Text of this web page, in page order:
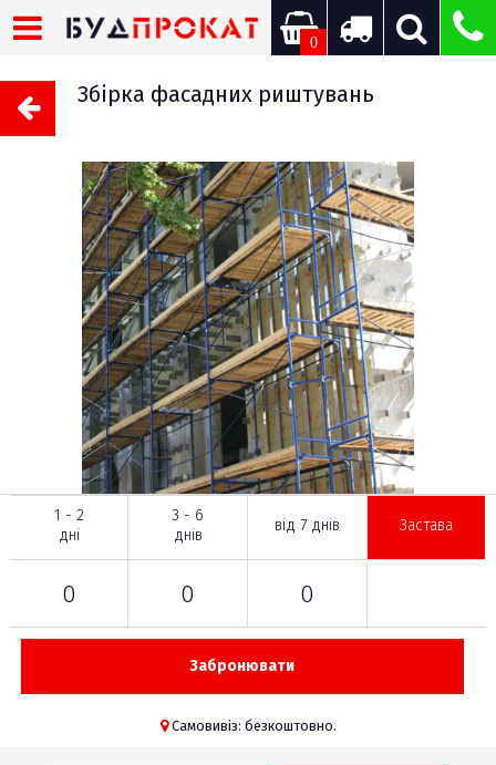
0
Збірка фасадних риштувань
1 - 2
дні
0
3 - 6
днів
0
від 7 днів
0
Застава
Забронювати
Самовивіз: безкоштовно.